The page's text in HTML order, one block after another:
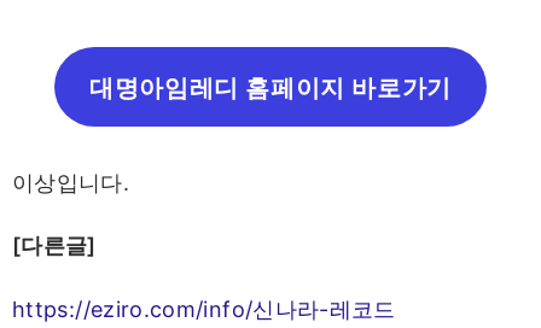
대명아임레디 홈페이지 바로가기
이상입니다.
[다른글]
https://eziro.com/info/신나라-레코드